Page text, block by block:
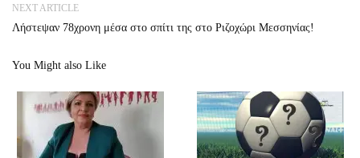
NEXT ARTICLE
Λήστεψαν 78χρονη μέσα στο σπίτι της στο Ριζοχώρι Μεσσηνίας!
You Might also Like